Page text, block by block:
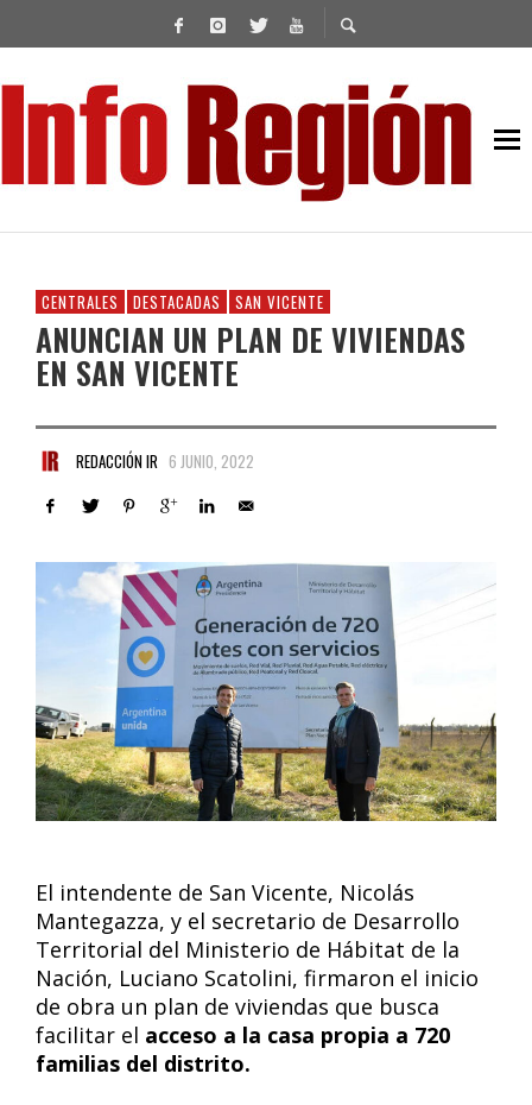
CENTRALES DESTACADAS SAN VICENTE
ANUNCIAN UN PLAN DE VIVIENDAS
EN SAN VICENTE
REDACCIÓN IR 6 JUNIO, 2022
El intendente de San Vicente, Nicolás
Mantegazza, y el secretario de Desarrollo
Territorial del Ministerio de Hábitat de la
Nación, Luciano Scatolini, firmaron el inicio
de obra un plan de viviendas que busca
facilitar el acceso a la casa propia a 720
familias del distrito.